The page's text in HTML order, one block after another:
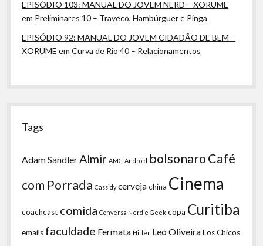
EPISÓDIO 103: MANUAL DO JOVEM NERD – XORUME
em Preliminares 10 – Traveco, Hambúrguer e Pinga
EPISÓDIO 92: MANUAL DO JOVEM CIDADÃO DE BEM –
XORUME emCurva de Rio 40 – Relacionamentos
Tags
Adam Sandler Almir AMC Android bolsonaroCafé
com Porrada Cassidy cervejachina Cinema
coachcast comida Conversa Nerd e Geek copa Curitiba
emails faculdade Fermata Hitler Leo OliveiraLos Chicos